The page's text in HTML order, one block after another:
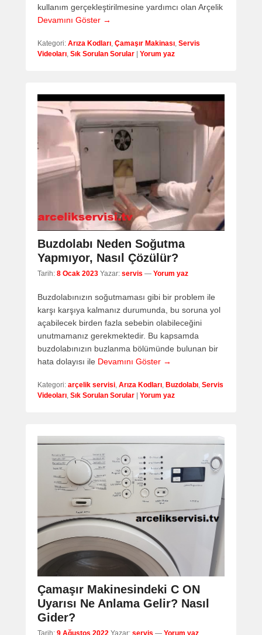
kullanım gerçekleştirilmesine yardımcı olan Arçelik
Devamını Göster →
Kategori: Arıza Kodları, Çamaşır Makinası, Servis
Videoları, Sık Sorulan Sorular Yorum yaz
Buzdolabı Neden Soğutma
Yapmıyor, Nasıl Çözülür?
Tarih: 8 Ocak 2023 Yazar: servis — Yorum yaz
Buzdolabınızın soğutmaması gibi bir problem ile
karşı karşıya kalmanız durumunda, bu soruna yol
açabilecek birden fazla sebebin olabileceğini
unutmamanız gerekmektedir. Bu kapsamda
buzdolabınızın buzlanma bölümünde bulunan bir
hata dolayısı ile Devamını Göster →
Kategori: arçelik servisi, Arıza Kodları, Buzdolabı, Servis
Videoları, Sık Sorulan Sorular Yorum yaz
Çamaşır Makinesindeki C ON
Uyarısı Ne Anlama Gelir? Nasıl
Gider?
Tarih: 9 Ağustos 2022 Yazar: servis — Yorum yaz